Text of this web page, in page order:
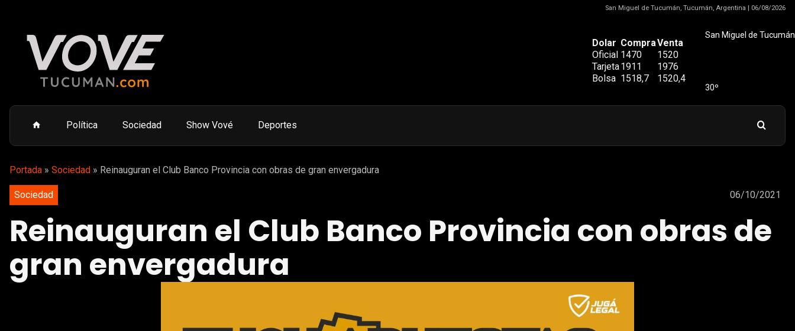
San Miguel de Tucumán, Tucumán, Argentina | 06/08/2026
Dolar CompraVenta
Oficial 1470
1520
Tarjeta1911
1976
Bolsa 1518,7 1520,4
San Miguel de Tucumán
30º
Política Sociedad Show Vové Deportes
Portada » Sociedad » Reinauguran el Club Banco Provincia con obras de gran envergadura
Sociedad 06/10/2021
Reinauguran el Club Banco Provincia con obras de
gran envergadura